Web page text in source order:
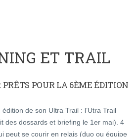
ET TRAIL
POUR LA 6ÈME ÉDITION
de son Ultra Trail : l’Utra Trail
des dossards et briefing le 1er mai). 4
peut se courir en relais (duo ou équipe